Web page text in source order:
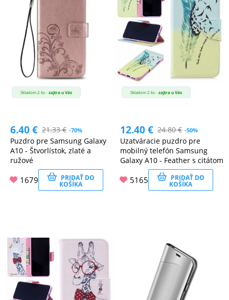
Skladom 2 ks -zajtra u Vás
6.40€ 21.33€ -70%
Puzdro pre Samsung Galaxy
A10 - Štvorlístok, zlaté a
ružové
1679 PRIDAŤ DO
KOŠÍKA
Skladom 2 ks -zajtra u Vás
12.40€ 24.80€ -50%
Uzatváracie puzdro pre
mobilný telefón Samsung
Galaxy A10 - Feather s citátom
5165 PRIDAŤ DO
KOŠÍKA